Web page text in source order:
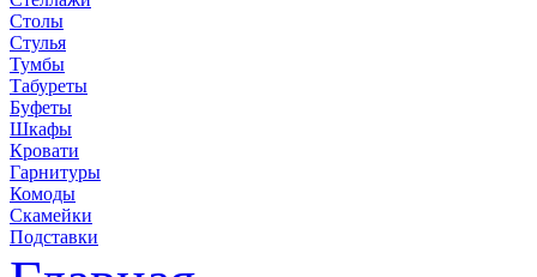
Столы
Стулья
Тумбы
Табуреты
Буфеты
Шкафы
Кровати
Гарнитуры
Комоды
Скамейки
Подставки